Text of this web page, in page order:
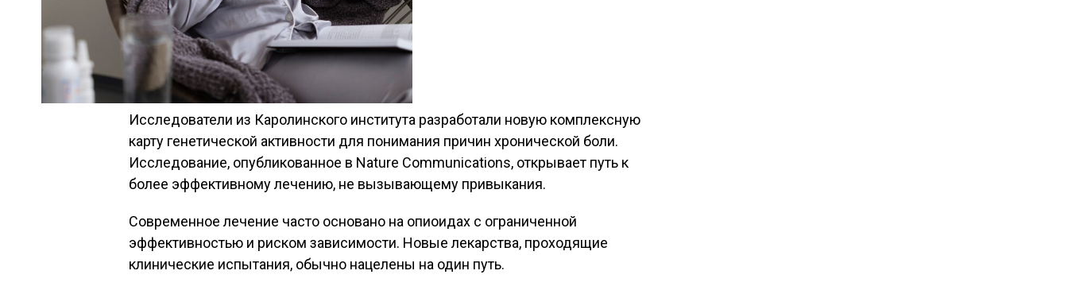
Исследователи из Каролинского института разработали новую комплексную
карту генетической активности для понимания причин хронической боли.
Исследование, опубликованное в Nature Communications, открывает путь к
более эффективному лечению, не вызывающему привыкания.
Современное лечение часто основано на опиоидах с ограниченной
эффективностью и риском зависимости. Новые лекарства, проходящие
клинические испытания, обычно нацелены на один путь.